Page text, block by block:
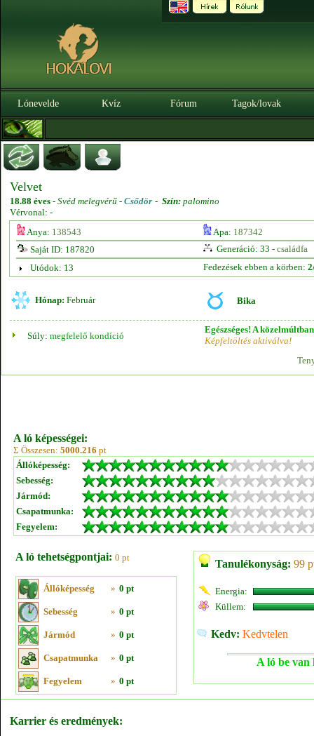
Lónevelde Kvíz Fórum Tagok/lovak
Velvet
18.88 éves - Svéd melegvérű - Csődör - Szín: palomino
Vérvonal: -
Anya: 138543 Apa: 187342
Saját ID: 187820
Generáció: 33 - családfa
Utódok: 13
Fedezések ebben a körben:
Hónap: Február Bika
Súly: megfelelő kondíció
Egészséges! A
Képfeltöltés aktiválva!
A ló képességei:
Σ Összesen: 5000.216 pt
Állóképesség:
Sebesség:
Jármód:
Csapatmunka:
Fegyelem:
A ló tehetségpontjai: 0 pt
Állóképesség » 0 pt
Sebesség » 0 pt
Jármód » 0 pt
Csapatmunka » 0 pt
Fegyelem » 0 pt
Tanulékonyság: 99
Energia:
Küllem:
Kedv: Kedvtelen
A ló be van
Karrier és eredmények: